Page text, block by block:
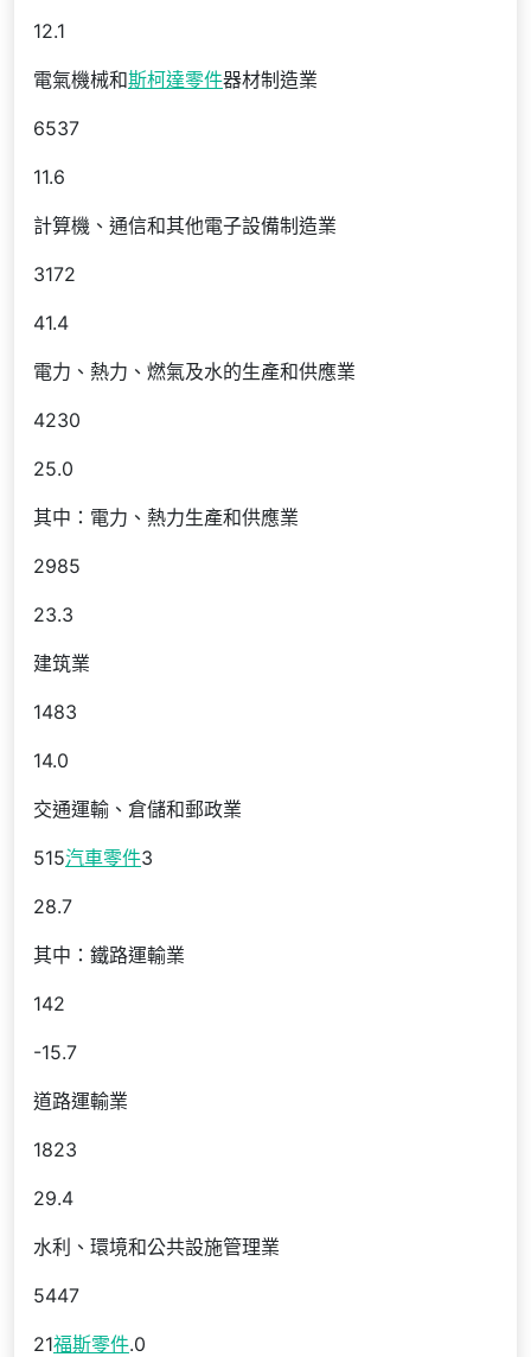
12.1
電氣機械和斯柯達零件器材制造業
6537
11.6
計算機、通信和其他電子設備制造業
3172
41.4
電力、熱力、燃氣及水的生產和供應業
4230
25.0
其中：電力、熱力生產和供應業
2985
23.3
建筑業
1483
14.0
交通運輸、倉儲和郵政業
515汽車零件3
28.7
其中：鐵路運輸業
142
-15.7
道路運輸業
1823
29.4
水利、環境和公共設施管理業
5447
21福斯零件.0